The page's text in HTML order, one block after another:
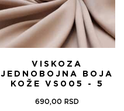
VISKOZA
JEDNOBOJNA BOJA
KOŽE VS005 - 5
690,00 RSD